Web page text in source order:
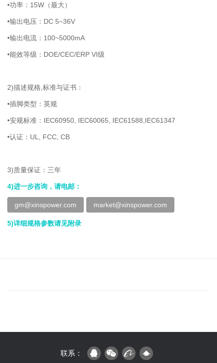
•功率：15W（最大）
•输出电压：DC 5~36V
•输出电流：100~5000mA
•能效等级：DOE/CEC/ERP VI级
2)描述规格,标准与证书：
•插脚类型：英规
•安规标准：IEC60950, IEC60065, IEC61588,IEC61347
•认证：UL, FCC, CB
3)质量保证：三年
4)进一步咨询，请电邮：
gm@xinspower.com market@xinspower.com
5)详细规格参数请见附录
联系：